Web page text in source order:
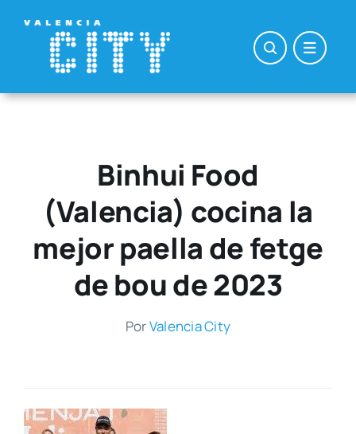
contenido
Binhui Food
(Valencia) cocina la
mejor paella de fetge
de bou de 2023
PorValen­cia City